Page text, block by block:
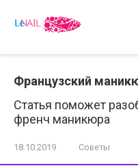
Французский
Статья поможет
френч маникюра
18.10.2019 Советы